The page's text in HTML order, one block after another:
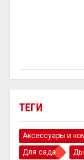
ТЕГИ
Аксессуары и
Для сада